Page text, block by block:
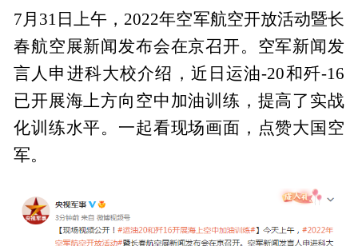
7月31日上午，2022年空军航空开放活动暨长
春航空展新闻发布会在京召开。空军新闻发
言人申进科大校介绍，近日运油-20和歼-16
已开展海上方向空中加油训练，提高了实战
化训练水平。一起看现场画面，点赞大国空
军。